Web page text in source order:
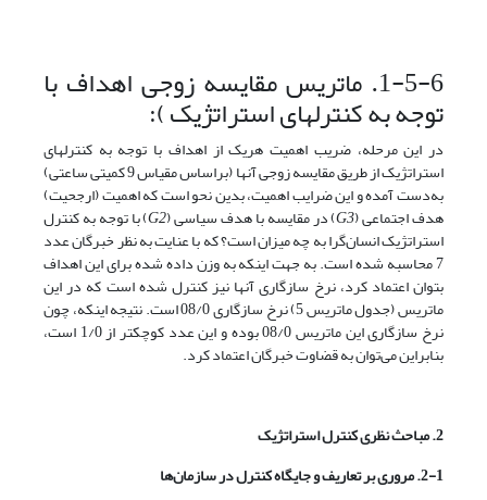
1-5-6. ماتریس مقایسه زوجی اهداف با
توجه به کنترل­های استراتژیک ):
در این مرحله، ضریب اهمیت هریک از اهداف با توجه به کنترل­های
استراتژیک از طریق مقایسه زوجی آنها (براساس مقیاس 9 کمیتی ساعتی)
به‌دست آمده و این ضرایب اهمیت، بدین ‌نحو است که اهمیت (ارجحیت)
هدف اجتماعی (G3) در مقایسه با هدف سیاسی (G2) با توجه به کنترل
استراتژیک انسان‌گرا به چه میزان است؟ که با عنایت به نظر خبرگان عدد
7 محاسبه شده است. به جهت اینکه به وزن داده شده برای این اهداف
بتوان اعتماد کرد، نرخ سازگاری آنها نیز کنترل شده است که در این
ماتریس (جدول ماتریس 5) نرخ سازگاری 08/0 است. نتیجه اینکه، چون
نرخ سازگاری این ماتریس 08/0 بوده و این عدد کوچکتر از 1/0 است،
بنابراین می‌توان به قضاوت خبرگان اعتماد کرد.
2. مباحث نظری کنترل استراتژیک
2-1. مروری بر تعاریف و جایگاه کنترل در سازمان‌ها